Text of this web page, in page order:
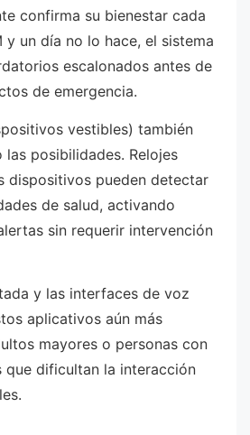
confirma su bienestar cada
y un día no lo hace, el sistema
escalonados antes de
de emergencia.
vestibles) también
las posibilidades. Relojes
dispositivos pueden detectar
de salud, activando
sin requerir intervención
y las interfaces de voz
aplicativos aún más
mayores o personas con
que dificultan la interacción